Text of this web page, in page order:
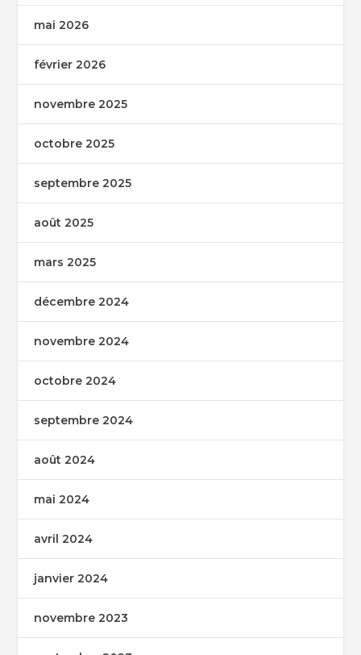
mai 2026
février 2026
novembre 2025
octobre 2025
septembre 2025
août 2025
mars 2025
décembre 2024
novembre 2024
octobre 2024
septembre 2024
août 2024
mai 2024
avril 2024
janvier 2024
novembre 2023